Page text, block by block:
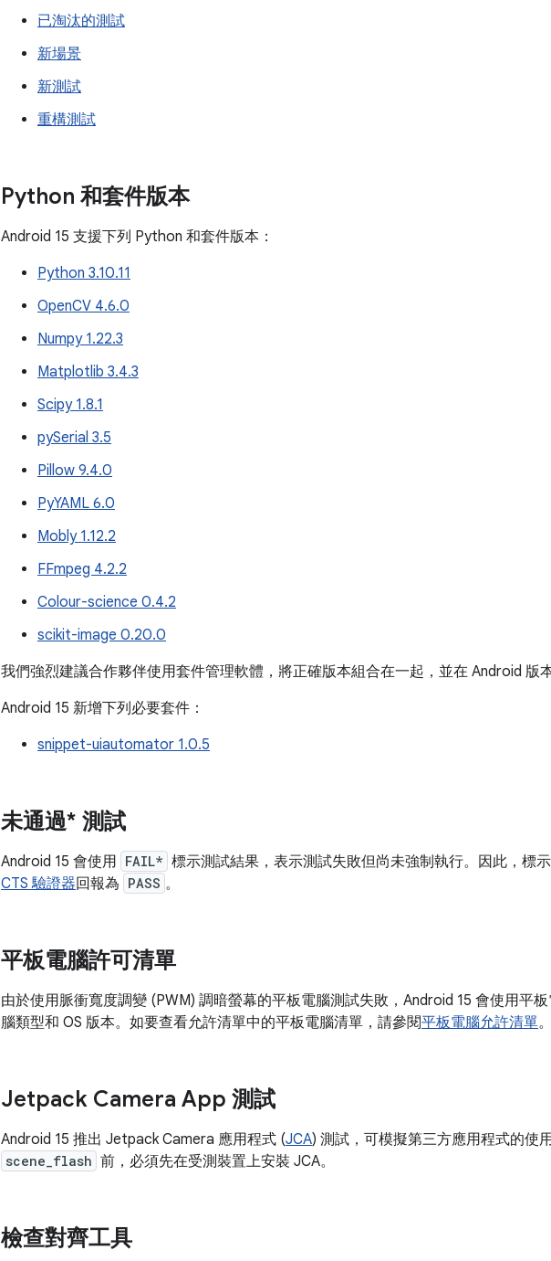
已淘汰的測試
新場景
新測試
重構測試
Python 和套件版本
Android 15 支援下列 Python 和套件版本：
Python 3.10.11
OpenCV 4.6.0
Numpy 1.22.3
Matplotlib 3.4.3
Scipy 1.8.1
pySerial 3.5
Pillow 9.4.0
PyYAML 6.0
Mobly 1.12.2
FFmpeg 4.2.2
Colour-science 0.4.2
scikit-image 0.20.0
我們強烈建議合作夥伴使用套件管理軟體，將正確版本組合在一起，並在 Android 版
Android 15 新增下列必要套件：
snippet-uiautomator 1.0.5
未通過* 測試
Android 15 會使用 FAIL* 標示測試結果，表示測試失敗但尚未強制執行。因此，標
CTS 驗證器回報為 PASS 。
平板電腦許可清單
由於使用脈衝寬度調變 (PWM) 調暗螢幕的平板電腦測試失敗，Android 15 會使用平
腦類型和 OS 版本。如要查看允許清單中的平板電腦清單，請參閱平板電腦允許清單。
Jetpack Camera App 測試
Android 15 推出 Jetpack Camera 應用程式 (JCA) 測試，可模擬第三方應用程式的使
scene_flash 前，必須先在受測裝置上安裝 JCA。
檢查對齊工具